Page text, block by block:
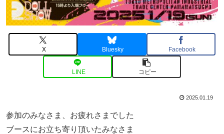
X Bluesky Facebook
LINE コピー
2025.01.19
参加のみなさま、お疲れさまでした
ブースにお立ち寄り頂いたみなさま